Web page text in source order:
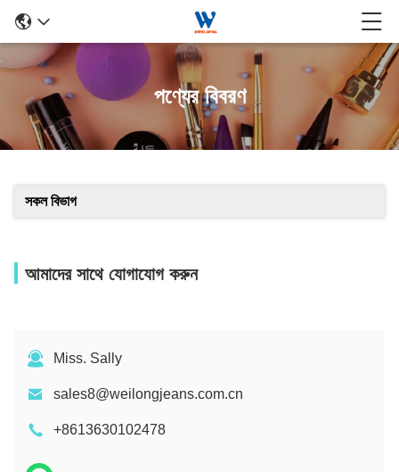
পণ্যের বিবরণ
সকল বিভাগ
আমাদের সাথে যোগাযোগ করুন
Miss. Sally
sales8@weilongjeans.com.cn
+8613630102478